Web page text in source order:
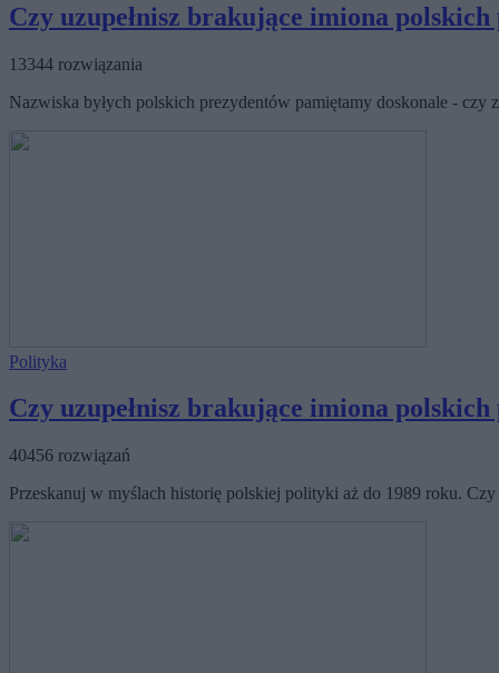
Czy uzupełnisz brakujące imiona polskich
13344 rozwiązania
Nazwiska byłych polskich prezydentów pamiętamy doskonale -
Polityka
Czy uzupełnisz brakujące imiona
40456 rozwiązań
Przeskanuj w myślach historię polskiej polityki aż do 1989 roku. Czy